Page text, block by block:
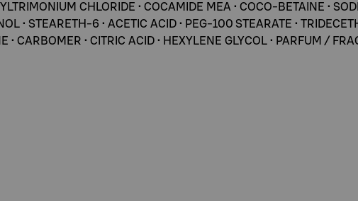
CHLORIDE • COCAMIDE MEA • COCO-BETAINE •
• STEARETH-6 • ACETIC ACID • PEG-100 STEARATE •
CARBOMER • CITRIC ACID • HEXYLENE GLYCOL • PARFUM /